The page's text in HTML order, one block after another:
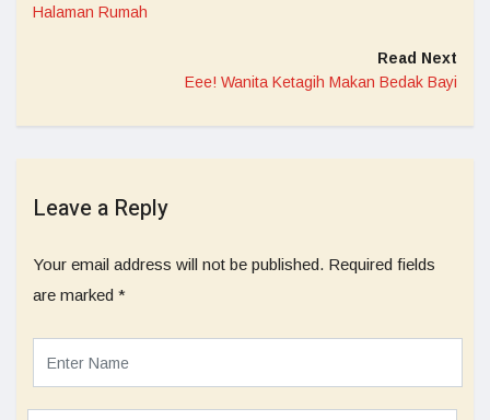
Halaman Rumah
Read Next
Eee! Wanita Ketagih Makan Bedak Bayi
Leave a Reply
Your email address will not be published. Required fields
are marked *